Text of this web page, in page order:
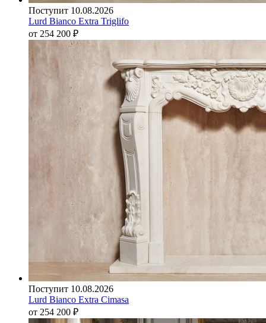
Поступит 10.08.2026
Lurd Bianco Extra Triglifo
от 254 200 ₽
Поступит 10.08.2026
Lurd Bianco Extra Cimasa
от 254 200 ₽